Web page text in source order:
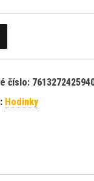
číslo:
Hodinky